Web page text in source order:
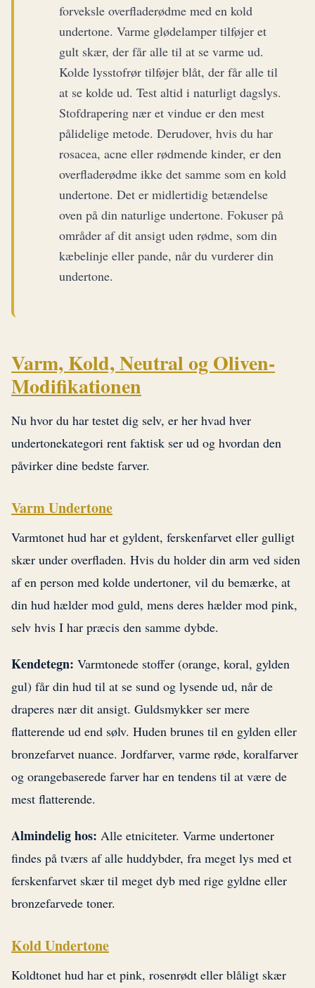
forveksle overfladerødme med en kold
undertone. Varme glødelamper tilføjer et
gult skær, der får alle til at se varme ud.
Kolde lysstofrør tilføjer blåt, der får alle til
at se kolde ud. Test altid i naturligt dagslys.
Stofdrapering nær et vindue er den mest
pålidelige metode. Derudover, hvis du har
rosacea, acne eller rødmende kinder, er den
overfladerødme ikke det samme som en kold
undertone. Det er midlertidig betændelse
oven på din naturlige undertone. Fokuser på
områder af dit ansigt uden rødme, som din
kæbelinje eller pande, når du vurderer din
undertone.
Varm, Kold, Neutral og Oliven-
Modifikationen
Nu hvor du har testet dig selv, er her hvad hver
undertonekategori rent faktisk ser ud og hvordan den
påvirker dine bedste farver.
Varm Undertone
Varmtonet hud har et gyldent, ferskenfarvet eller gulligt
skær under overfladen. Hvis du holder din arm ved siden
af en person med kolde undertoner, vil du bemærke, at
din hud hælder mod guld, mens deres hælder mod pink,
selv hvis I har præcis den samme dybde.
Kendetegn: Varmtonede stoffer (orange, koral, gylden
gul) får din hud til at se sund og lysende ud, når de
draperes nær dit ansigt. Guldsmykker ser mere
flatterende ud end sølv. Huden brunes til en gylden eller
bronzefarvet nuance. Jordfarver, varme røde, koralfarver
og orangebaserede farver har en tendens til at være de
mest flatterende.
Almindelig hos: Alle etniciteter. Varme undertoner
findes på tværs af alle huddybder, fra meget lys med et
ferskenfarvet skær til meget dyb med rige gyldne eller
bronzefarvede toner.
Kold Undertone
Koldtonet hud har et pink, rosenrødt eller blåligt skær